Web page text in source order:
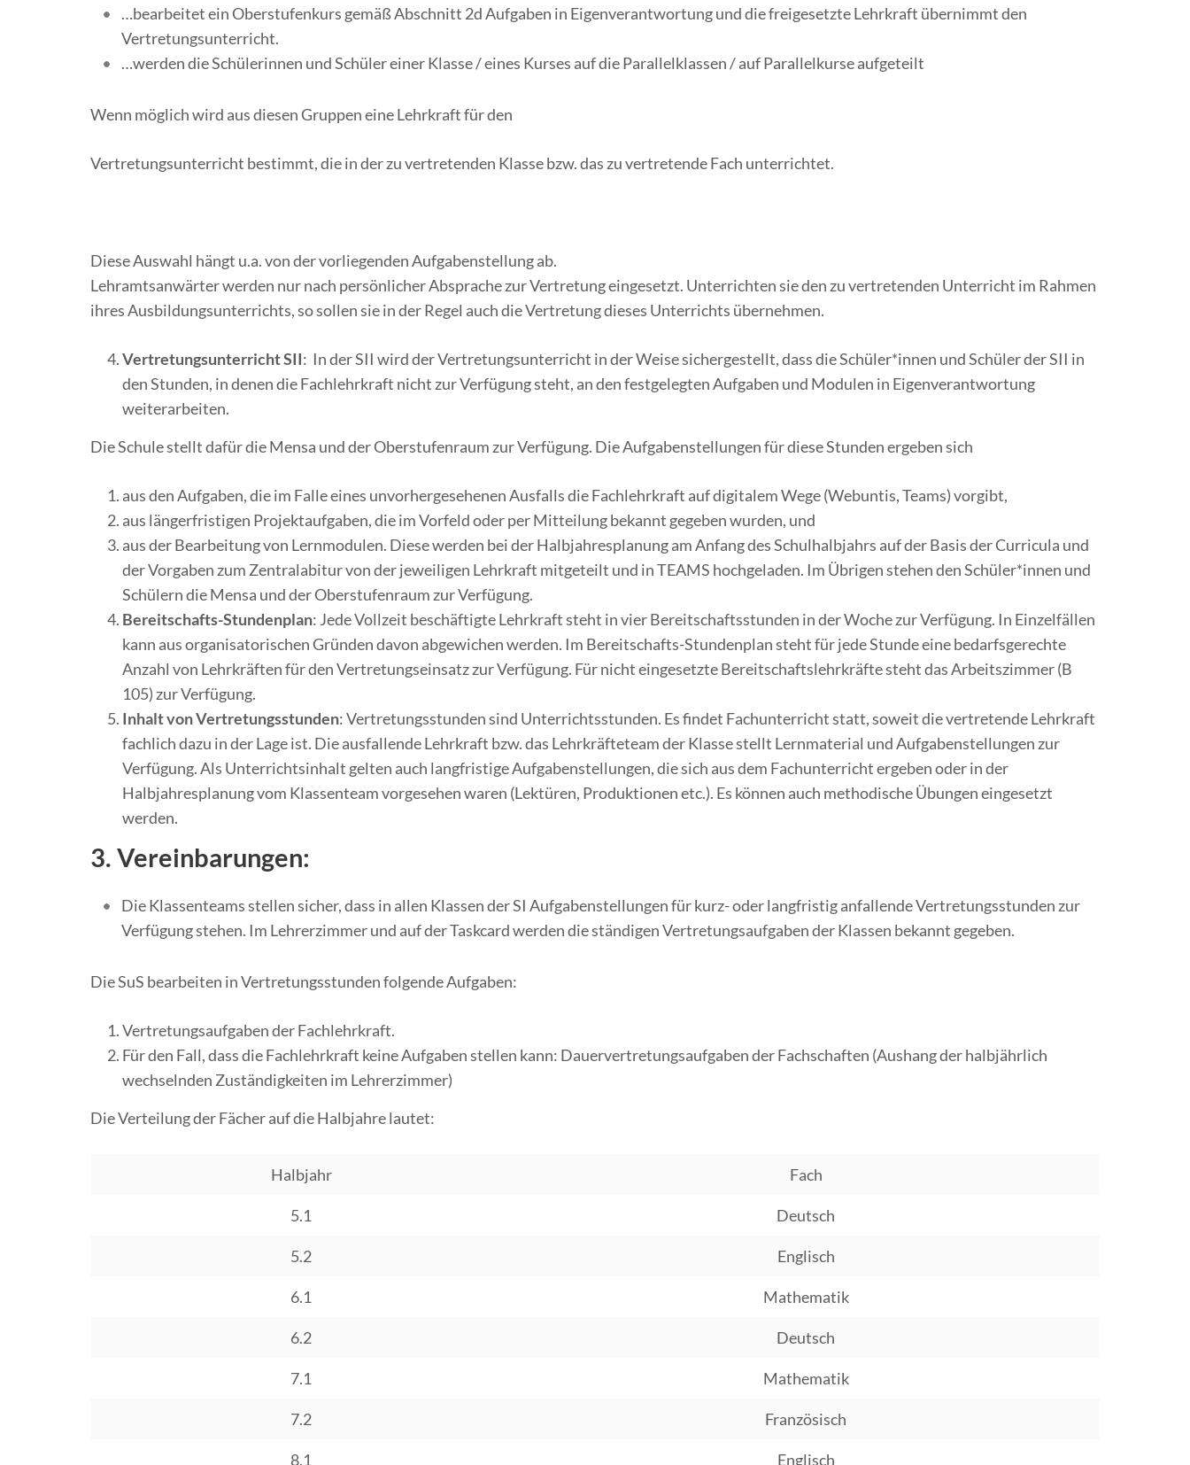
…bearbeitet ein Oberstufenkurs gemäß Abschnitt 2d Aufgaben in Eigenverantwortung und die freigesetzte Lehrkraft übernimmt den
Vertretungsunterricht.
…werden die Schülerinnen und Schüler einer Klasse / eines Kurses auf die Parallelklassen / auf Parallelkurse aufgeteilt
Wenn möglich wird aus diesen Gruppen eine Lehrkraft für den
Vertretungsunterricht bestimmt, die in der zu vertretenden Klasse bzw. das zu vertretende Fach unterrichtet.
Diese Auswahl hängt u.a. von der vorliegenden Aufgabenstellung ab.
Lehramtsanwärter werden nur nach persönlicher Absprache zur Vertretung eingesetzt. Unterrichten sie den zu vertretenden Unterricht im Rahmen
ihres Ausbildungsunterrichts, so sollen sie in der Regel auch die Vertretung dieses Unterrichts übernehmen.
Vertretungsunterricht SII: In der SII wird der Vertretungsunterricht in der Weise sichergestellt, dass die Schüler*innen und Schüler der SII in
den Stunden, in denen die Fachlehrkraft nicht zur Verfügung steht, an den festgelegten Aufgaben und Modulen in Eigenverantwortung
weiterarbeiten.
Die Schule stellt dafür die Mensa und der Oberstufenraum zur Verfügung. Die Aufgabenstellungen für diese Stunden ergeben sich
aus den Aufgaben, die im Falle eines unvorhergesehenen Ausfalls die Fachlehrkraft auf digitalem Wege (Webuntis, Teams) vorgibt,
aus längerfristigen Projektaufgaben, die im Vorfeld oder per Mitteilung bekannt gegeben wurden, und
aus der Bearbeitung von Lernmodulen. Diese werden bei der Halbjahresplanung am Anfang des Schulhalbjahrs auf der Basis der Curricula und
der Vorgaben zum Zentralabitur von der jeweiligen Lehrkraft mitgeteilt und in TEAMS hochgeladen. Im Übrigen stehen den Schüler*innen und
Schülern die Mensa und der Oberstufenraum zur Verfügung.
Bereitschafts-Stundenplan: Jede Vollzeit beschäftigte Lehrkraft steht in vier Bereitschaftsstunden in der Woche zur Verfügung. In Einzelfällen
kann aus organisatorischen Gründen davon abgewichen werden. Im Bereitschafts-Stundenplan steht für jede Stunde eine bedarfsgerechte
Anzahl von Lehrkräften für den Vertretungseinsatz zur Verfügung. Für nicht eingesetzte Bereitschaftslehrkräfte steht das Arbeitszimmer (B
105) zur Verfügung.
Inhalt von Vertretungsstunden: Vertretungsstunden sind Unterrichtsstunden. Es findet Fachunterricht statt, soweit die vertretende Lehrkraft
fachlich dazu in der Lage ist. Die ausfallende Lehrkraft bzw. das Lehrkräfteteam der Klasse stellt Lernmaterial und Aufgabenstellungen zur
Verfügung. Als Unterrichtsinhalt gelten auch langfristige Aufgabenstellungen, die sich aus dem Fachunterricht ergeben oder in der
Halbjahresplanung vom Klassenteam vorgesehen waren (Lektüren, Produktionen etc.). Es können auch methodische Übungen eingesetzt
werden.
3. Vereinbarungen:
Die Klassenteams stellen sicher, dass in allen Klassen der SI Aufgabenstellungen für kurz- oder langfristig anfallende Vertretungsstunden zur
Verfügung stehen. Im Lehrerzimmer und auf der Taskcard werden die ständigen Vertretungsaufgaben der Klassen bekannt gegeben.
Die SuS bearbeiten in Vertretungsstunden folgende Aufgaben:
Vertretungsaufgaben der Fachlehrkraft.
Für den Fall, dass die Fachlehrkraft keine Aufgaben stellen kann: Dauervertretungsaufgaben der Fachschaften (Aushang der halbjährlich
wechselnden Zuständigkeiten im Lehrerzimmer)
Die Verteilung der Fächer auf die Halbjahre lautet:
Halbjahr Fach
5.1 Deutsch
5.2 Englisch
6.1 Mathematik
6.2 Deutsch
7.1 Mathematik
7.2 Französisch
8.1 Englisch